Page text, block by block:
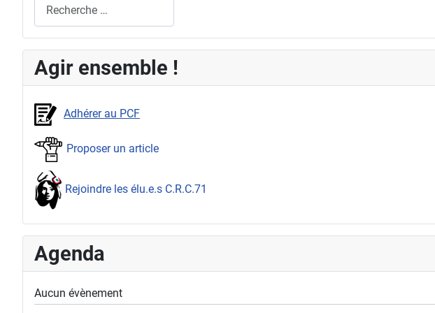
Agir ensemble !
Adhérer au PCF
Proposer un article
Rejoindre les élu.e.s C.R.C.71
Agenda
Aucun évènement